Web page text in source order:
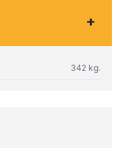
+
342 kg.